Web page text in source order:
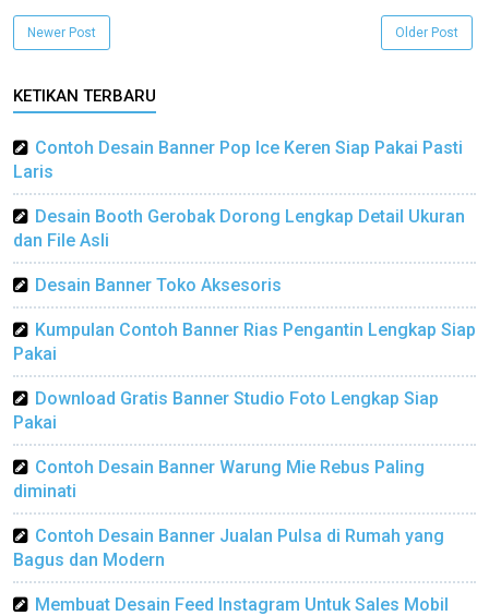
Newer Post Older Post
KETIKAN TERBARU
Contoh Desain Banner Pop Ice Keren Siap Pakai Pasti
Laris
Desain Booth Gerobak Dorong Lengkap Detail Ukuran
dan File Asli
Desain Banner Toko Aksesoris
Kumpulan Contoh Banner Rias Pengantin Lengkap Siap
Pakai
Download Gratis Banner Studio Foto Lengkap Siap
Pakai
Contoh Desain Banner Warung Mie Rebus Paling
diminati
Contoh Desain Banner Jualan Pulsa di Rumah yang
Bagus dan Modern
Membuat Desain Feed Instagram Untuk Sales Mobil